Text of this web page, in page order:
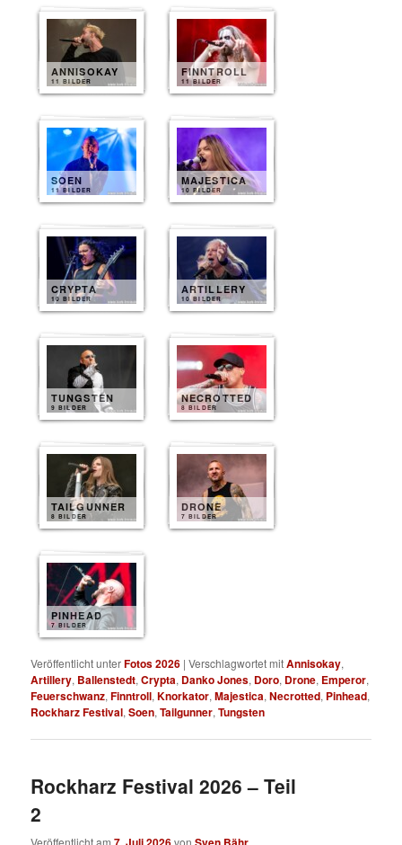
ANNISOKAY
11 BILDER
FINNTROLL
11 BILDER
SOEN
11 BILDER
MAJESTICA
10 BILDER
CRYPTA
10 BILDER
ARTILLERY
10 BILDER
TUNGSTEN
9 BILDER
NECROTTED
8 BILDER
TAILGUNNER
8 BILDER
DRONE
7 BILDER
PINHEAD
7 BILDER
Veröffentlicht unterFotos 2026 |Verschlagwortet mitAnnisokay,
Artillery, Ballenstedt,Crypta, Danko Jones, Doro, Drone, Emperor,
Feuerschwanz,Finntroll,Knorkator,Majestica,Necrotted, Pinhead,
Rockharz Festival,Soen,Tailgunner,Tungsten
Rockharz Festival 2026 – Teil
2
Veröffentlicht am von